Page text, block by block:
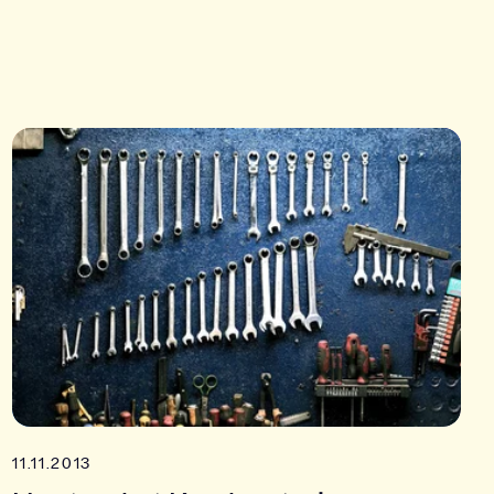
11.11.2013